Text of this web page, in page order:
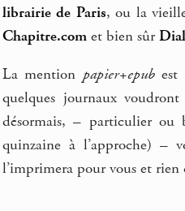
librairie de Paris, ou la
Chapitre.com et bien sûr
La mention papier+epubest
quelques journaux
désormais, – particulier
quinzaine à l’approche) –
l’imprimera pour vous et rien